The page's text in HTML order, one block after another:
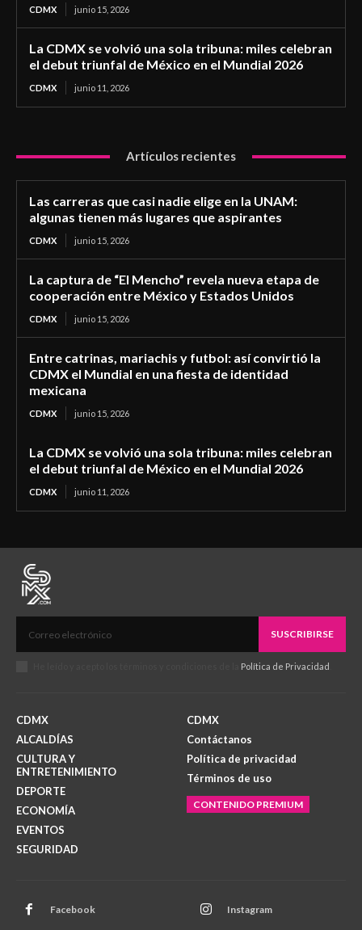
CDMX junio 15, 2026
La CDMX se volvió una sola tribuna: miles celebran
el debut triunfal de México en el Mundial 2026
CDMX junio 11, 2026
Artículos recientes
Las carreras que casi nadie elige en la UNAM:
algunas tienen más lugares que aspirantes
CDMX junio 15, 2026
La captura de “El Mencho” revela nueva etapa de
cooperación entre México y Estados Unidos
CDMX junio 15, 2026
Entre catrinas, mariachis y futbol: así convirtió la
CDMX el Mundial en una fiesta de identidad
mexicana
CDMX junio 15, 2026
La CDMX se volvió una sola tribuna: miles celebran
el debut triunfal de México en el Mundial 2026
CDMX junio 11, 2026
SUSCRIBIRSE
Política de Privacidad
CDMX
ALCALDÍAS
CULTURA Y
ENTRETENIMIENTO
DEPORTE
ECONOMÍA
EVENTOS
SEGURIDAD
CDMX
Contáctanos
Política de privacidad
Términos de uso
CONTENIDO PREMIUM
Facebook Instagram